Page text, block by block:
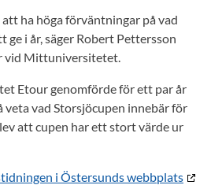
ha höga förväntningar på vad
ge i år, säger Robert Pettersson
vid Mittuniversitetet.
Etour genomförde för ett par år
veta vad Storsjöcupen innebär för
att cupen har ett stort värde ur
i Östersunds webbplats